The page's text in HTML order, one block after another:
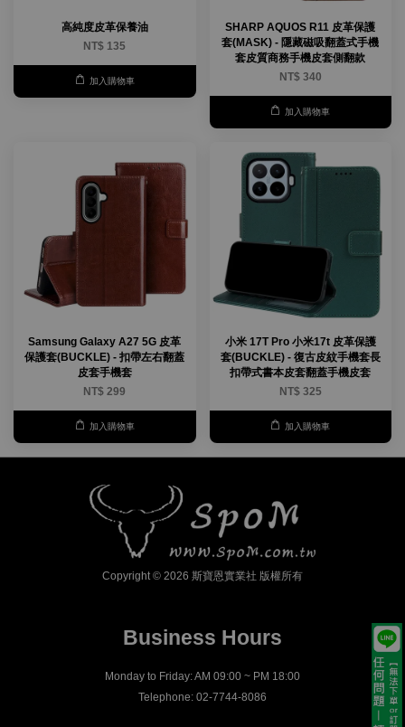
高純度皮革保養油
NT$ 135
加入購物車
SHARP AQUOS R11 皮革保護
套(MASK) - 隱藏磁吸翻蓋式手機
套皮質商務手機皮套側翻款
NT$ 340
加入購物車
Samsung Galaxy A27 5G 皮革
保護套(BUCKLE) - 扣帶左右翻蓋
皮套手機套
NT$ 299
加入購物車
小米 17T Pro 小米17t 皮革保護
套(BUCKLE) - 復古皮紋手機套長
扣帶式書本皮套翻蓋手機皮套
NT$ 325
加入購物車
Copyright © 2026 斯寶恩實業社 版權所有
Business Hours
Monday to Friday: AM 09:00 ~ PM 18:00
Telephone: 02-7744-8086